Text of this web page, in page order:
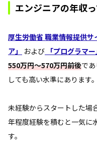
エンジニアの年収
厚生労働省 職業情報提供
ア」
および 「プログラマー
550万円〜570万円前後で
しても高い水準にあります。
未経験からスタートした場
年程度経験を積むと一気に
す。